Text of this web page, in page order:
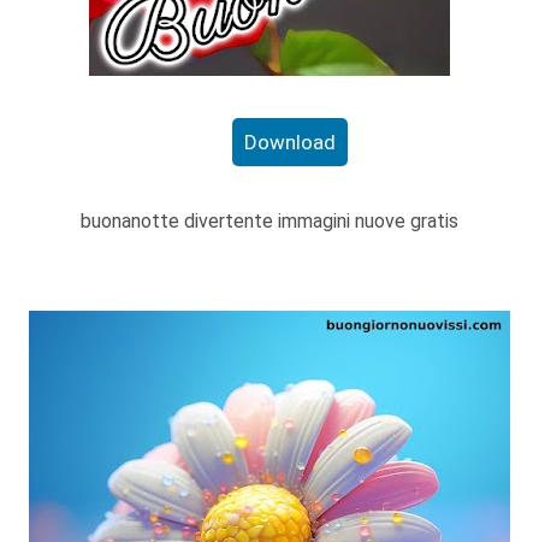
Download
buonanotte divertente immagini nuove gratis